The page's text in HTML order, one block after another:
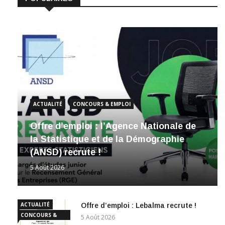
ACTUALITÉ CONCOURS & EMPLOI
Offre d’emploi : l’Agence Nationale de
la Statistique et de la Démographie
(ANSD) recrute !
5 Août 2026
ACTUALITÉ
CONCOURS &
Offre d’emploi : Lebalma recrute !
5 Août 2026